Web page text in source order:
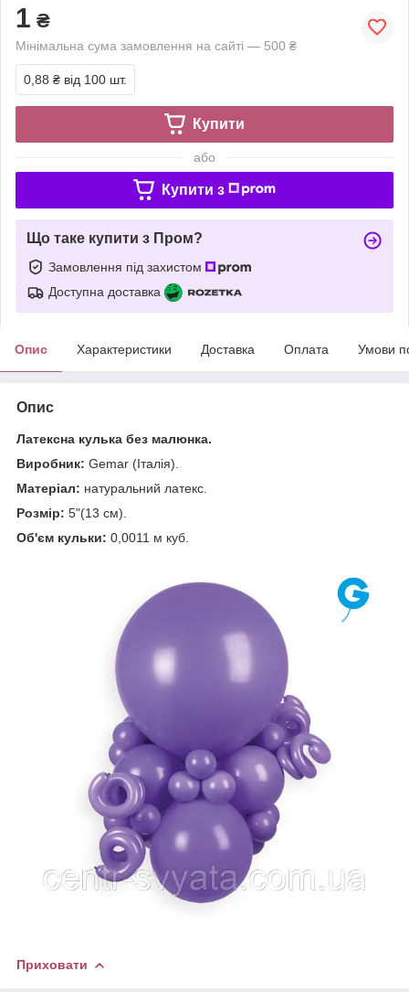
1 ₴
Мінімальна сума замовлення на сайті — 500 ₴
0,88 ₴ від 100 шт.
Купити
або
Купити з
Що таке купити з Пром?
Замовлення під захистом
Доступна доставка
Опис Характеристики Доставка Оплата Умови
Опис
Латексна кулька без малюнка.
Виробник: Gemar (Італія).
Матеріал: натуральний латекс.
Розмір: 5"(13 см).
Об'єм кульки: 0,0011 м куб.
Приховати